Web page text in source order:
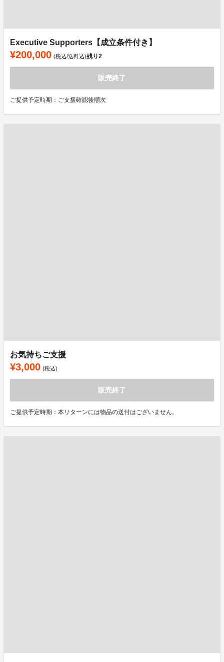
Executive Supporters【成立条件付き】
¥200,000 (税込/送料込)残り2
販売終了
ご提供予定時期：ご支援確認後順次
お気持ちご支援
¥3,000 (税込)
販売終了
ご提供予定時期：本リターンには物品の送付はございません。